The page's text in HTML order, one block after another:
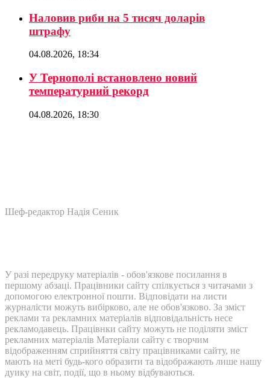
Наловив риби на 5 тисяч доларів
штрафу
04.08.2026, 18:34
У Тернополі встановлено новий
температурний рекорд
04.08.2026, 18:30
Шеф-редактор Надія Сеник
У разі передруку матеріалів - обов'язкове посилання в
першому абзаці. Працівники сайту спілкується з читачами з
допомогою електронної пошти. Відповідати на листи
журналісти можуть вибірково, але не обов'язково. За зміст
реклами та рекламних матеріалів відповідальність несе
рекламодавець. Працівнки сайту можуть не поділяти зміст
рекламних матеріалів Матеріали сайту є творчим
відображенням сприйняття світу працівниками сайту, не
мають на меті будь-кого образити та відображають лише нашу
дуику на світ, події, що в ньому відбуваються.